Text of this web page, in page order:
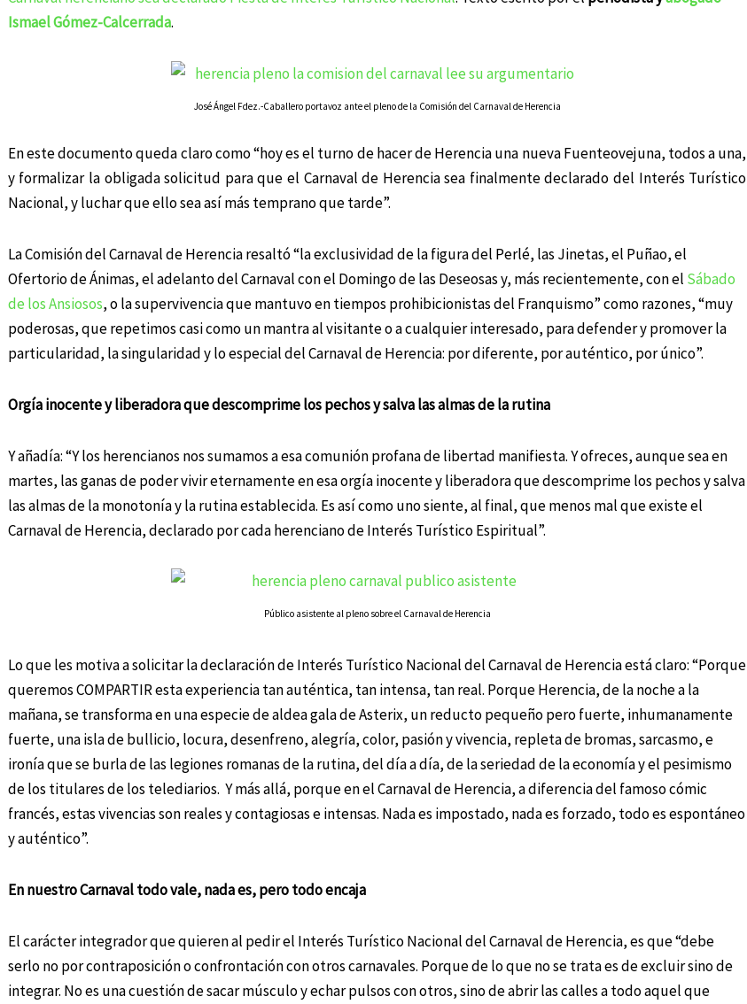
Ismael Gómez-Calcerrada.
José Ángel Fdez.-Caballero portavoz ante el pleno de la Comisión del Carnaval de Herencia
En este documento queda claro como “hoy es el turno de hacer de Herencia una nueva Fuenteovejuna, todos a una,
y formalizar la obligada solicitud para que el Carnaval de Herencia sea finalmente declarado del Interés Turístico
Nacional, y luchar que ello sea así más temprano que tarde”.
La Comisión del Carnaval de Herencia resaltó “la exclusividad de la figura del Perlé, las Jinetas, el Puñao, el
Ofertorio de Ánimas, el adelanto del Carnaval con el Domingo de las Deseosas y, más recientemente, con el Sábado
de los Ansiosos, o la supervivencia que mantuvo en tiempos prohibicionistas del Franquismo” como razones, “muy
poderosas, que repetimos casi como un mantra al visitante o a cualquier interesado, para defender y promover la
particularidad, la singularidad y lo especial del Carnaval de Herencia: por diferente, por auténtico, por único”.
Orgía inocente y liberadora que descomprime los pechos y salva las almas de la rutina
Y añadía: “Y los herencianos nos sumamos a esa comunión profana de libertad manifiesta. Y ofreces, aunque sea en
martes, las ganas de poder vivir eternamente en esa orgía inocente y liberadora que descomprime los pechos y salva
las almas de la monotonía y la rutina establecida. Es así como uno siente, al final, que menos mal que existe el
Carnaval de Herencia, declarado por cada herenciano de Interés Turístico Espiritual”.
Público asistente al pleno sobre el Carnaval de Herencia
Lo que les motiva a solicitar la declaración de Interés Turístico Nacional del Carnaval de Herencia está claro: “Porque
queremos COMPARTIR esta experiencia tan auténtica, tan intensa, tan real. Porque Herencia, de la noche a la
mañana, se transforma en una especie de aldea gala de Asterix, un reducto pequeño pero fuerte, inhumanamente
fuerte, una isla de bullicio, locura, desenfreno, alegría, color, pasión y vivencia, repleta de bromas, sarcasmo, e
ironía que se burla de las legiones romanas de la rutina, del día a día, de la seriedad de la economía y el pesimismo
de los titulares de los telediarios. Y más allá, porque en el Carnaval de Herencia, a diferencia del famoso cómic
francés, estas vivencias son reales y contagiosas e intensas. Nada es impostado, nada es forzado, todo es espontáneo
y auténtico”.
En nuestro Carnaval todo vale, nada es, pero todo encaja
El carácter integrador que quieren al pedir el Interés Turístico Nacional del Carnaval de Herencia, es que “debe
serlo no por contraposición o confrontación con otros carnavales. Porque de lo que no se trata es de excluir sino de
integrar. No es una cuestión de sacar músculo y echar pulsos con otros, sino de abrir las calles a todo aquel que